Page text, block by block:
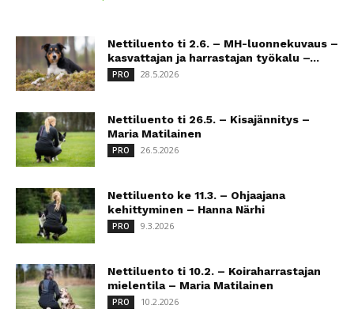
Nettiluento ti 2.6. – MH-luonnekuvaus –
kasvattajan ja harrastajan työkalu –...
PRO 28.5.2026
Nettiluento ti 26.5. – Kisajännitys –
Maria Matilainen
PRO 26.5.2026
Nettiluento ke 11.3. – Ohjaajana
kehittyminen – Hanna Närhi
PRO 9.3.2026
Nettiluento ti 10.2. – Koiraharrastajan
mielentila – Maria Matilainen
PRO 10.2.2026